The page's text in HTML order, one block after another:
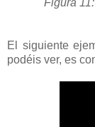
Figura 11:
El siguiente
podéis ver, es